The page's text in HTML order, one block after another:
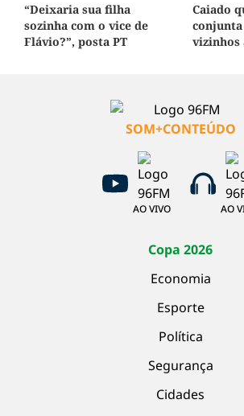
“Deixaria sua filha
sozinha com o vice de
Flávio?”, posta PT
Caiado
conjunta
vizinhos
SOM+CONTEÚDO
AO VIVO AO
Copa 2026
Economia
Esporte
Política
Segurança
Cidades